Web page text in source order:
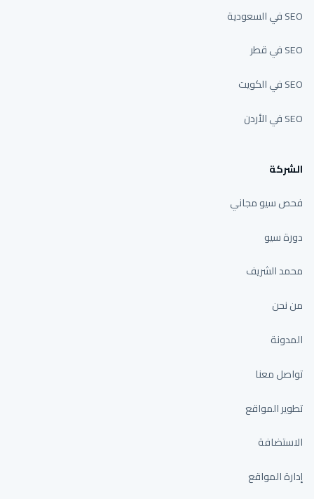
SEO في السعودية
SEO في قطر
SEO في الكويت
SEO في الأردن
الشركة
فحص سيو مجاني
دورة سيو
محمد الشريف
من نحن
المدونة
تواصل معنا
تطوير المواقع
الاستضافة
إدارة المواقع